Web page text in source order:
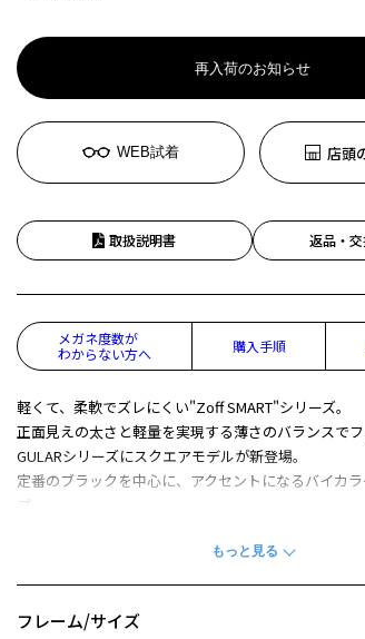
再入荷のお知らせ
WEB試着 店頭
取扱説明書 返品・
メガネ度数が
わからない方へ
購入手順
軽くて、柔軟でズレにくい"Zoff SMART"シリーズ。
正面見えの太さと軽量を実現する薄さのバランスで
GULARシリーズにスクエアモデルが新登場。
定番のブラックを中心に、アクセントになるバイカ
プ。
Zoff SMART (ゾフ・スマート) ページをみる
フレーム/サイズ